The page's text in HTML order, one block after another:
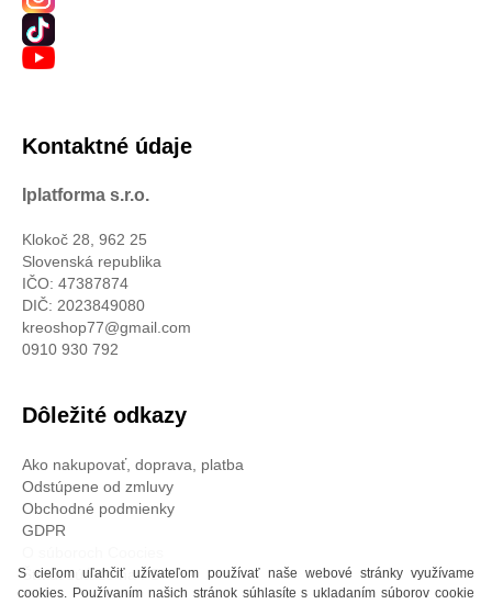
S cieľom uľahčiť užívateľom používať naše webové stránky využívame
cookies. Používaním našich stránok súhlasíte s ukladaním súborov cookie
Kontaktné údaje
Iplatforma s.r.o.
Klokoč 28, 962 25
Slovenská republika
IČO: 47387874
DIČ: 2023849080
kreoshop77@gmail.com
0910 930 792
Dôležité odkazy
Ako nakupovať, doprava, platba
Odstúpene od zmluvy
Obchodné podmienky
GDPR
Štatút súťaže na FB